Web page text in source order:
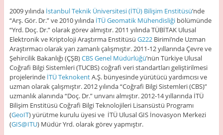
2009 yılında İstanbul Teknik Üniversitesi (İTÜ) Bilişim Enstitüsü’nde
“Arş. Gör. Dr.” ve 2010 yılında İTÜ Geomatik Mühendisliğibölümünde
“Yrd. Doç. Dr.” olarak görev almıştır. 2011 yılında TÜBİTAK Ulusal
Elektronik ve Kriptoloji Araştırma Enstitüsü G222Birimi’nde Uzman
Araştırmacı olarak yarı zamanlı çalışmıştır. 2011-12 yıllarında Çevre ve
Şehircilik Bakanlığı (ÇŞB)CBS Genel Müdürlüğü’nün Türkiye Ulusal
Coğrafi Bilgi Sistemleri (TUCBS) coğrafi veri standartları geliştirilmesi
projelerinde İTÜ TeknokentA.Ş. bünyesinde yürütücü yardımcısı ve
uzman olarak çalışmıştır. 2012 yılında “Coğrafi Bilgi Sistemleri (CBS)”
uzmanlık alanında “Doç. Dr.” unvanı almıştır. 2012-14 yıllarında İTÜ
Bilişim Enstitüsü Coğrafi Bilgi Teknolojileri Lisansüstü Programı
(GeoIT) yürütme kurulu üyesi ve İTÜ Ulusal GIS İnovasyon Merkezi
(GIS@ITU) Müdür Yrd. olarak görev yapmıştır.